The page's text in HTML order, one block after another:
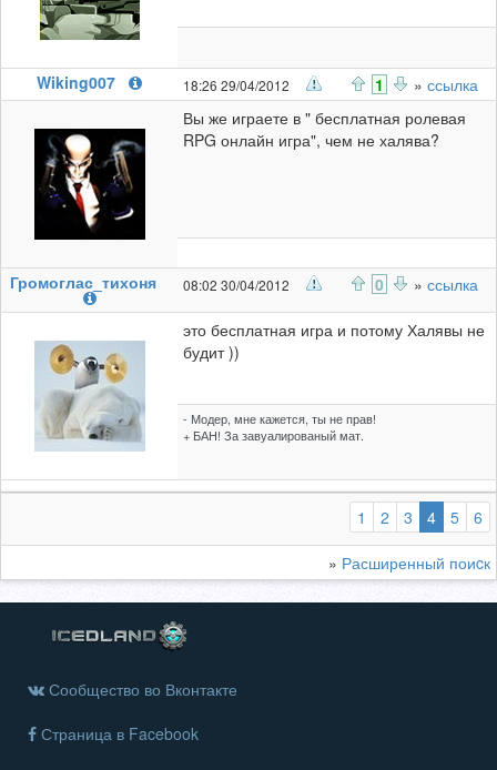
Wiking007 18:26 29/04/2012 1 » ссылка
Вы же играете в " бесплатная ролевая
RPG онлайн игра", чем не халява?
Громоглас_тихоня 08:02 30/04/2012 0 » ссылка
это бесплатная игра и потому Халявы не
будит ))
- Модер, мне кажется, ты не прав!
+ БАН! За завуалированый мат.
1 2 3 4 5 6
» Расширенный поиcк
Сообщество во Вконтакте
Страница в Facebook